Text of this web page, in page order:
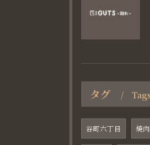
タグ
谷町六丁目 焼肉